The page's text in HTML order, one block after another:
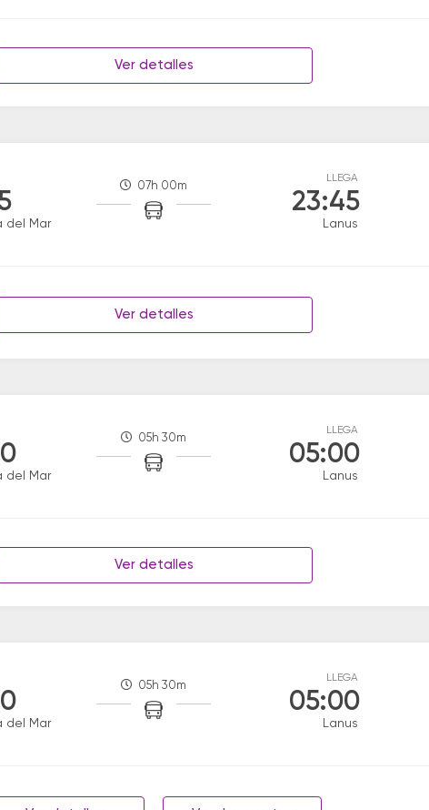
Ver detalles
del Mar
07h 00m
LLEGA
23:45
Lanus
Ver detalles
del Mar
05h 30m
LLEGA
05:00
Lanus
Ver detalles
del Mar
05h 30m
LLEGA
05:00
Lanus